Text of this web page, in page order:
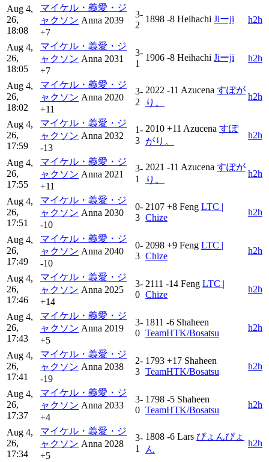
Aug 4,
26,
18:08
マイケル・義愛・ジ
ャクソン Anna 2039
+7
3-
2
1898 -8 Heihachi Jiーji h2h
Aug 4,
26,
18:05
マイケル・義愛・ジ
ャクソン Anna 2031
+7
3-
1
1906 -8 Heihachi Jiーji h2h
Aug 4,
26,
18:02
マイケル・義愛・ジ
ャクソン Anna 2020
+11
3-
2
2022 -11 Azucena すぽが
り。
h2h
Aug 4,
26,
17:59
マイケル・義愛・ジ
ャクソン Anna 2032
-13
1-
3
2010 +11 Azucena すぽ
がり。
h2h
Aug 4,
26,
17:55
マイケル・義愛・ジ
ャクソン Anna 2021
+11
3-
1
2021 -11 Azucena すぽが
り。
h2h
Aug 4,
26,
17:51
マイケル・義愛・ジ
ャクソン Anna 2030
-10
0-
3
2107 +8 Feng LTC |
Chize
h2h
Aug 4,
26,
17:49
マイケル・義愛・ジ
ャクソン Anna 2040
-10
0-
3
2098 +9 Feng LTC |
Chize
h2h
Aug 4,
26,
17:46
マイケル・義愛・ジ
ャクソン Anna 2025
+14
3-
0
2111 -14 Feng LTC |
Chize
h2h
Aug 4,
26,
17:43
マイケル・義愛・ジ
ャクソン Anna 2019
+5
3-
0
1811 -6 Shaheen
TeamHTK/Bosatsu
h2h
Aug 4,
26,
17:41
マイケル・義愛・ジ
ャクソン Anna 2038
-19
2-
3
1793 +17 Shaheen
TeamHTK/Bosatsu
h2h
Aug 4,
26,
17:37
マイケル・義愛・ジ
ャクソン Anna 2033
+4
3-
0
1798 -5 Shaheen
TeamHTK/Bosatsu
h2h
Aug 4,
26,
17:34
マイケル・義愛・ジ
ャクソン Anna 2028
+5
3-
1
1808 -6 Lars ぴょんぴょ
ん
h2h